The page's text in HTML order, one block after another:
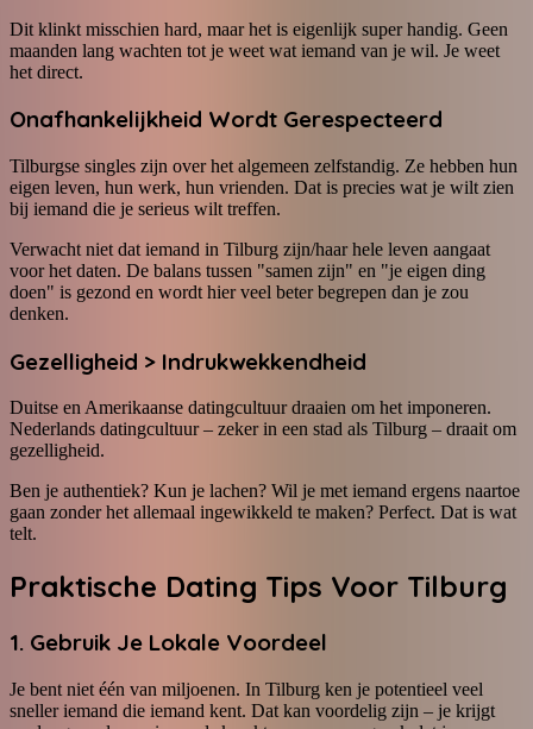
Dit klinkt misschien hard, maar het is eigenlijk super handig. Geen
maanden lang wachten tot je weet wat iemand van je wil. Je weet
het direct.
Onafhankelijkheid Wordt Gerespecteerd
Tilburgse singles zijn over het algemeen zelfstandig. Ze hebben hun
eigen leven, hun werk, hun vrienden. Dat is precies wat je wilt zien
bij iemand die je serieus wilt treffen.
Verwacht niet dat iemand in Tilburg zijn/haar hele leven aangaat
voor het daten. De balans tussen "samen zijn" en "je eigen ding
doen" is gezond en wordt hier veel beter begrepen dan je zou
denken.
Gezelligheid > Indrukwekkendheid
Duitse en Amerikaanse datingcultuur draaien om het imponeren.
Nederlands datingcultuur – zeker in een stad als Tilburg – draait om
gezelligheid.
Ben je authentiek? Kun je lachen? Wil je met iemand ergens naartoe
gaan zonder het allemaal ingewikkeld te maken? Perfect. Dat is wat
telt.
Praktische Dating Tips Voor Tilburg
1. Gebruik Je Lokale Voordeel
Je bent niet één van miljoenen. In Tilburg ken je potentieel veel
sneller iemand die iemand kent. Dat kan voordelig zijn – je krijgt